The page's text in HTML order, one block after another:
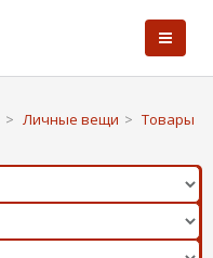
> Личные вещи > Товары